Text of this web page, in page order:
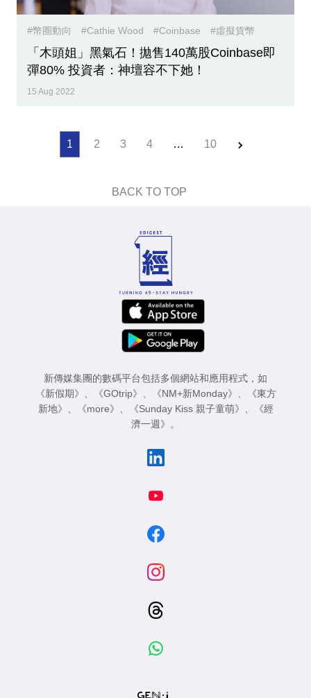
#幣圈動向 #Cathie Wood #Coinbase #虛擬貨幣
「木頭姐」黑氣石！拋售140萬股Coinbase即
彈80% 投資者：神壇容不下她！
15 Aug 2022
1 2 3 4 … 10
BACK TO TOP
新傳媒集團的數碼平台包括多個網站和應用程式，如
《新假期》 、 《GOtrip》 、 《NM+新Monday》 、
《東方
新地》 、 《more》 、 《Sunday Kiss 親子童萌》 、
《經
濟一週》 。